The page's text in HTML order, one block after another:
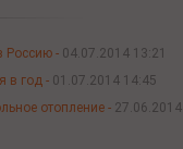
Россию - 04.07.2014 13:21
в год - 01.07.2014 14:45
отопление - 27.06.2014